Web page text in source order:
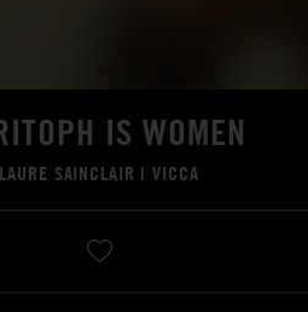
IS WOMEN
LAURE SAINCLAIR |VICCA